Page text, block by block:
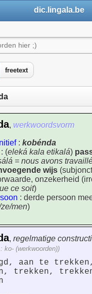
dic.lingala.be
freetext
, werkwoordsvorm
: kobénda
: (eleká kala etikalá)
= nous avons
wijs
onzekerheid
ce soit)
: derde persoon
men)
, regelmatige
ko- (werkwoorden))
aan te
trekken,